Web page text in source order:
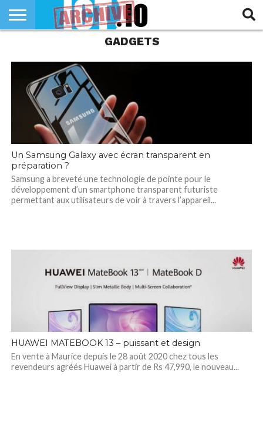
GADGETS
Un Samsung Galaxy avec écran transparent en
préparation ?
Samsung a breveté une technologie de pointe pour le
développement d’un smartphone transparent futuriste
permettant aux utilisateurs de voir à travers l’appareil...
HUAWEI MATEBOOK 13 – puissant et design
En vente à Maurice depuis le 28 août 2020 chez tous les
revendeurs agréés Huawei à partir de Rs 47,990, le nouveau...